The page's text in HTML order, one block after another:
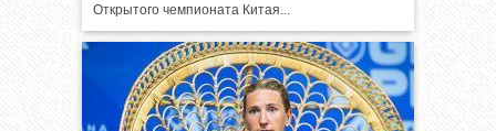
Открытого чемпионата Китая...